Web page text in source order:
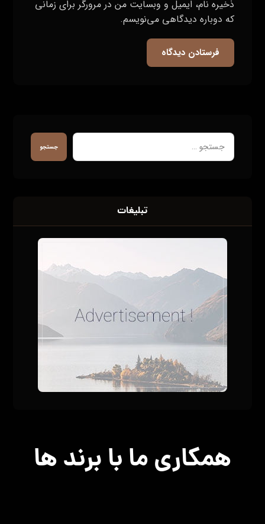
ذخیره نام، ایمیل و وبسایت من در مرورگر برای زمانی
که دوباره دیدگاهی می‌نویسم.
فرستادن دیدگاه
جستجو
تبلیغات
همکاری ما با برند ها